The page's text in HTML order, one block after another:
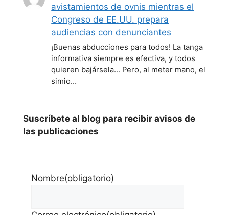
avistamientos de ovnis mientras el
Congreso de EE.UU. prepara
audiencias con denunciantes
¡Buenas abducciones para todos! La tanga
informativa siempre es efectiva, y todos
quieren bajársela... Pero, al meter mano, el
simio…
Suscríbete al blog para recibir avisos de
las publicaciones
Nombre(obligatorio)